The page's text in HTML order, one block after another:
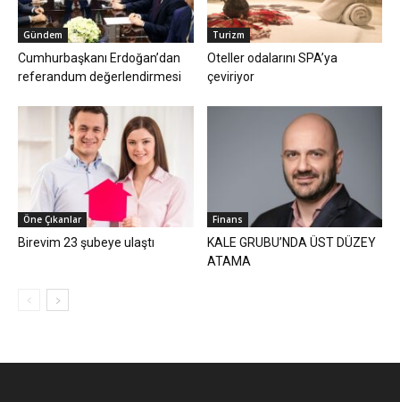
Gündem
Cumhurbaşkanı Erdoğan’dan
referandum değerlendirmesi
Turizm
Oteller odalarını SPA’ya
çeviriyor
Öne Çıkanlar
Birevim 23 şubeye ulaştı
Finans
KALE GRUBU’NDA ÜST DÜZEY
ATAMA